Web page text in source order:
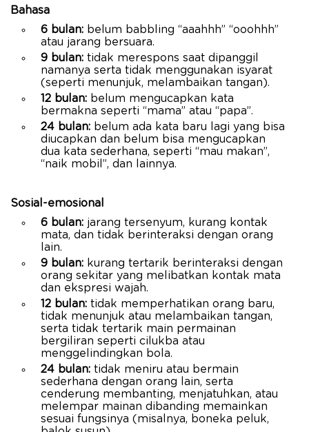
Bahasa
6 bulan: belum babbling “aaahhh” “ooohhh”
atau jarang bersuara.
9 bulan: tidak merespons saat dipanggil
namanya serta tidak menggunakan isyarat
(seperti menunjuk, melambaikan tangan).
12 bulan: belum mengucapkan kata
bermakna seperti “mama” atau “papa”.
24 bulan: belum ada kata baru lagi yang bisa
diucapkan dan belum bisa mengucapkan
dua kata sederhana, seperti “mau makan”,
“naik mobil”, dan lainnya.
Sosial-emosional
6 bulan: jarang tersenyum, kurang kontak
mata, dan tidak berinteraksi dengan orang
lain.
9 bulan: kurang tertarik berinteraksi dengan
orang sekitar yang melibatkan kontak mata
dan ekspresi wajah.
12 bulan: tidak memperhatikan orang baru,
tidak menunjuk atau melambaikan tangan,
serta tidak tertarik main permainan
bergiliran seperti cilukba atau
menggelindingkan bola.
24 bulan: tidak meniru atau bermain
sederhana dengan orang lain, serta
cenderung membanting, menjatuhkan, atau
melempar mainan dibanding memainkan
sesuai fungsinya (misalnya, boneka peluk,